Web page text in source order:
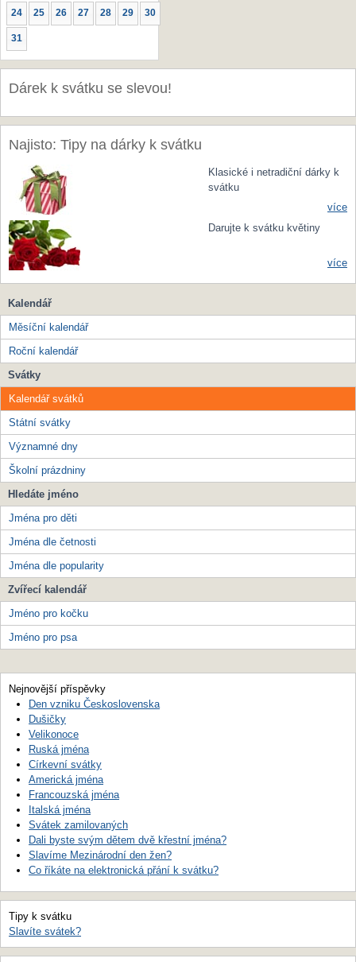
24 25 26 27 28 29 30
31
Dárek k svátku se slevou!
Najisto: Tipy na dárky k svátku
Klasické i netradiční dárky k
svátku
více
Darujte k svátku květiny
více
Kalendář
Měsíční kalendář
Roční kalendář
Svátky
Kalendář svátků
Státní svátky
Významné dny
Školní prázdniny
Hledáte jméno
Jména pro děti
Jména dle četnosti
Jména dle popularity
Zvířecí kalendář
Jméno pro kočku
Jméno pro psa
Nejnovější příspěvky
Den vzniku Československa
Dušičky
Velikonoce
Ruská jména
Církevní svátky
Americká jména
Francouzská jména
Italská jména
Svátek zamilovaných
Dali byste svým dětem dvě křestní jména?
Slavíme Mezinárodní den žen?
Co říkáte na elektronická přání k svátku?
Tipy k svátku
Slavíte svátek?